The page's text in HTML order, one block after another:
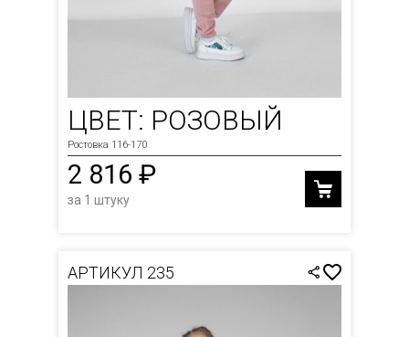
ЦВЕТ: РОЗОВЫЙ
Ростовка 116-170
2 816 ₽
за 1 штуку
АРТИКУЛ 235